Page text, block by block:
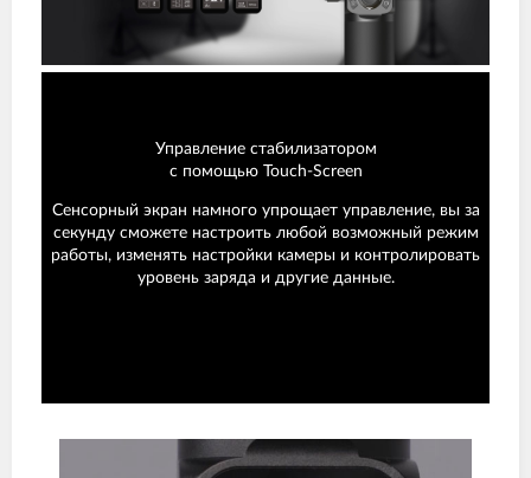
Управление стабилизатором
с помощью Touch-Screen
Сенсорный экран намного упрощает управление, вы за
секунду сможете настроить любой возможный режим
работы, изменять настройки камеры и контролировать
уровень заряда и другие данные.